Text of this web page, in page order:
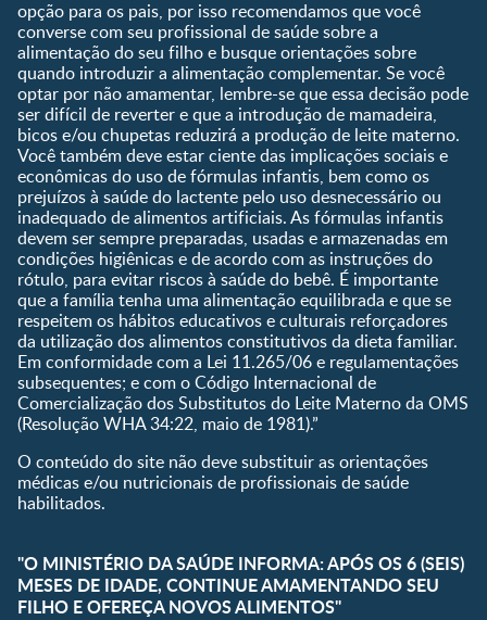
Guia de Nomes para Bebê
Calendário de semanas de
gravidez
Calculadora de cor dos
olhos
Curva de crescimento do
bebê
Planeta dos Pais
Receitas
opção para os pais, por isso recomendamos que você
converse com seu profissional de saúde sobre a
alimentação do seu filho e busque orientações sobre
quando introduzir a alimentação complementar. Se você
optar por não amamentar, lembre-se que essa decisão pode
ser difícil de reverter e que a introdução de mamadeira,
bicos e/ou chupetas reduzirá a produção de leite materno.
Você também deve estar ciente das implicações sociais e
econômicas do uso de fórmulas infantis, bem como os
prejuízos à saúde do lactente pelo uso desnecessário ou
inadequado de alimentos artificiais. As fórmulas infantis
devem ser sempre preparadas, usadas e armazenadas em
condições higiênicas e de acordo com as instruções do
rótulo, para evitar riscos à saúde do bebê. É importante
que a família tenha uma alimentação equilibrada e que se
respeitem os hábitos educativos e culturais reforçadores
da utilização dos alimentos constitutivos da dieta familiar.
Em conformidade com a Lei 11.265/06 e regulamentações
subsequentes; e com o Código Internacional de
Comercialização dos Substitutos do Leite Materno da OMS
(Resolução WHA 34:22, maio de 1981).”
O conteúdo do site não deve substituir as orientações
médicas e/ou nutricionais de profissionais de saúde
habilitados.
"O MINISTÉRIO DA SAÚDE INFORMA: APÓS OS 6 (SEIS)
MESES DE IDADE, CONTINUE AMAMENTANDO SEU
FILHO E OFEREÇA NOVOS ALIMENTOS"